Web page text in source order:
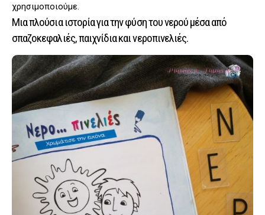
χρησιμοποιούμε.
Μια πλούσια ιστορία για την φύση του νερού μέσα από
σπαζοκεφαλιές, παιχνίδια και νεροπινελιές.